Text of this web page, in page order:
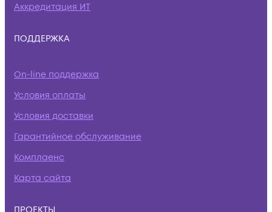
Аккредитация ИТ
ПОДДЕРЖКА
On-line поддержка
Условия оплаты
Условия доставки
Гарантийное обслуживание
Комплаенс
Карта сайта